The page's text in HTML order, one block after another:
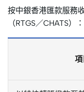
按中銀香港匯款服務
（RTGS／CHATS）：
項